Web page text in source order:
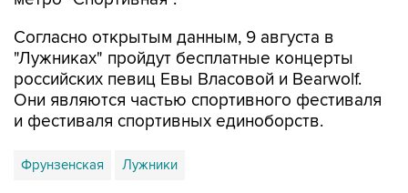
Согласно открытым данным, 9 августа в
"Лужниках" пройдут бесплатные концерты
российских певиц Евы Власовой и Bearwolf.
Они являются частью спортивного фестиваля
и фестиваля спортивных единоборств.
Фрунзенская Лужники